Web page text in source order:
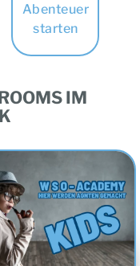
Abenteuer
starten
IM